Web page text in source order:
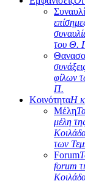
του Θ.
φίλων
Π.
ΚοινότηταΗ
Μέλη
μέλη
των
Forum
forum